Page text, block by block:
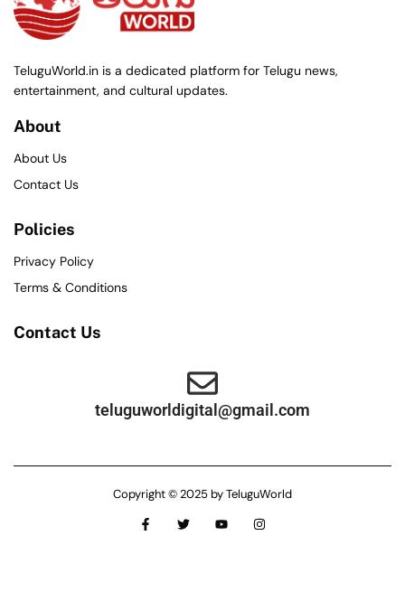
TeluguWorld.in is a dedicated platform for Telugu news,
entertainment, and cultural updates.
About
About Us
Contact Us
Policies
Privacy Policy
Terms & Conditions
Contact Us
teluguworldigital@gmail.com
Copyright © 2025 by TeluguWorld